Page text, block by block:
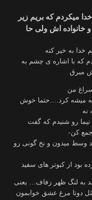
میکردم که بریم زیر
که با اشاره ی چشم به
میرق
چه میشه کرد….حتما خوش
وسط میدون و نخ گونی رو
به لنگ ظهر زفاف… یعنی
دوتا مرغ عشق خوابمون